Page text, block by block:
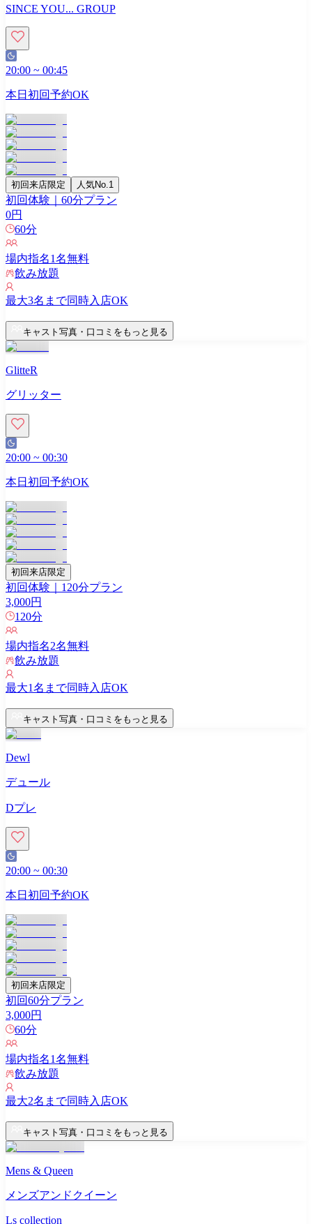
SINCE YOU... GROUP
20:00 ~ 00:45
本日初回予約OK
初回来店限定 人気No.1
初回体験｜60分プラン
0円
60分
場内指名1名無料
飲み放題
最大3名まで同時入店OK
キャスト写真・口コミをもっと見る
GlitteR
グリッター
20:00 ~ 00:30
本日初回予約OK
初回来店限定
初回体験｜120分プラン
3,000円
120分
場内指名2名無料
飲み放題
最大1名まで同時入店OK
キャスト写真・口コミをもっと見る
Dewl
デュール
Dプレ
20:00 ~ 00:30
本日初回予約OK
初回来店限定
初回60分プラン
3,000円
60分
場内指名1名無料
飲み放題
最大2名まで同時入店OK
キャスト写真・口コミをもっと見る
Mens & Queen
メンズアンドクイーン
Ls collection